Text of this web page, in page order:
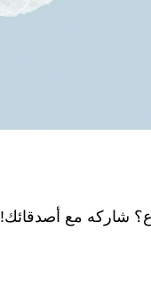
شاركه مع أصدقائك!